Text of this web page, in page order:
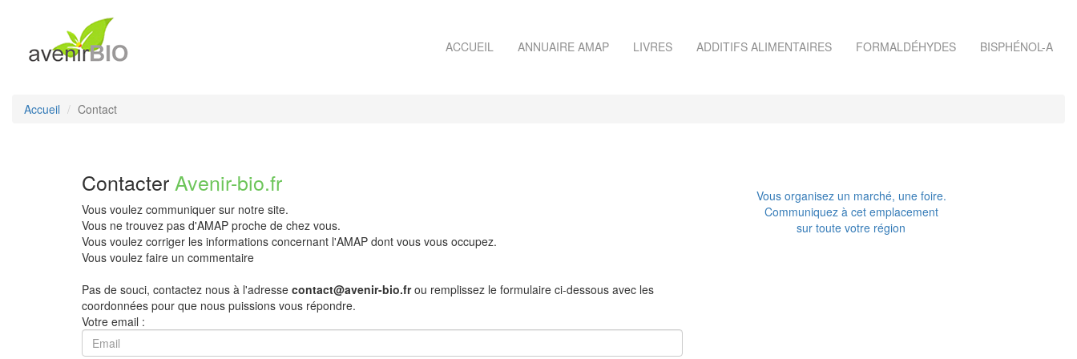
ACCUEIL ANNUAIRE AMAP LIVRES ADDITIFS ALIMENTAIRES FORMALDÉHYDES BISPHÉNOL-A
Accueil Contact
Contacter Avenir-bio.fr
Vous voulez communiquer sur notre site.
Vous ne trouvez pas d'AMAP proche de chez vous.
Vous voulez corriger les informations concernant l'AMAP dont vous vous occupez.
Vous voulez faire un commentaire
Pas de souci, contactez nous à l'adresse contact@avenir-bio.frou remplissez le formulaire ci-dessous avec les
coordonnées pour que nous puissions vous répondre.
Votre email :
Vous organisez un marché, une foire.
Communiquez à cet emplacement
sur toute votre région